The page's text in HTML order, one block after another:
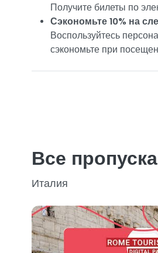
Получите билеты по
Сэкономьте 10% на
Воспользуйтесь
сэкономьте при
Все пропуска
Италия